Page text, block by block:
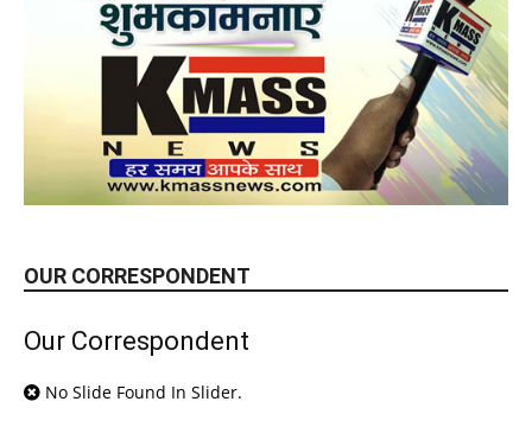
OUR CORRESPONDENT
Our Correspondent
No Slide Found In Slider.